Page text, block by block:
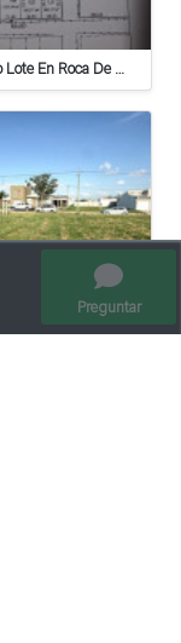
Vendo Lote En Roca De 612 Mts/2º
Preguntar